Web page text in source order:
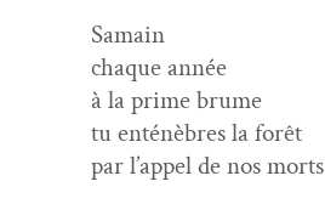
Samain
chaque année
à la prime brume
tu enténèbres la forêt
par l’appel de nos morts